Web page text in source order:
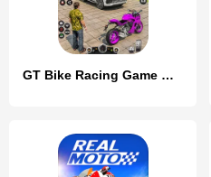
GT Bike Racing Game Moto Stunt